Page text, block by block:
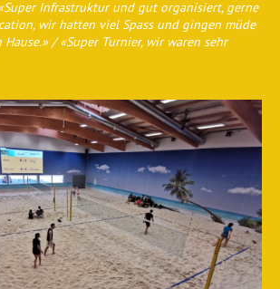
Infrastruktur und gut organisiert, gerne
wir hatten viel Spass und gingen müde
/ «Super Turnier, wir waren sehr